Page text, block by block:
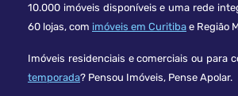
10.000 imóveis disponíveis e uma rede
60 lojas, com imóveis em Curitiba e Região
Imóveis residenciais e comerciais ou para
temporada? Pensou Imóveis, Pense Apolar.